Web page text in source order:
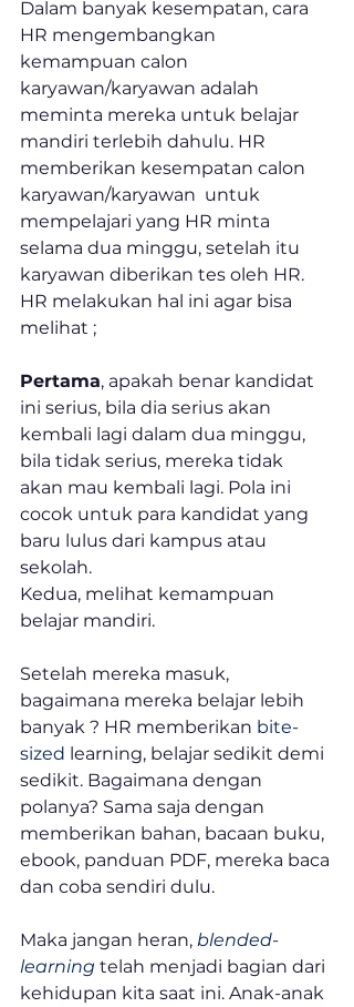
Dalam banyak kesempatan, cara
HR mengembangkan
kemampuan calon
karyawan/karyawan adalah
meminta mereka untuk belajar
mandiri terlebih dahulu. HR
memberikan kesempatan calon
karyawan/karyawan  untuk
mempelajari yang HR minta
selama dua minggu, setelah itu
karyawan diberikan tes oleh HR.
HR melakukan hal ini agar bisa
melihat ;
Pertama, apakah benar kandidat
ini serius, bila dia serius akan
kembali lagi dalam dua minggu,
bila tidak serius, mereka tidak
akan mau kembali lagi. Pola ini
cocok untuk para kandidat yang
baru lulus dari kampus atau
sekolah.
Kedua, melihat kemampuan
belajar mandiri.
Setelah mereka masuk,
bagaimana mereka belajar lebih
banyak ? HR memberikan bite-
sized learning, belajar sedikit demi
sedikit. Bagaimana dengan
polanya? Sama saja dengan
memberikan bahan, bacaan buku,
ebook, panduan PDF, mereka baca
dan coba sendiri dulu.
Maka jangan heran, blended-
learning telah menjadi bagian dari
kehidupan kita saat ini. Anak-anak